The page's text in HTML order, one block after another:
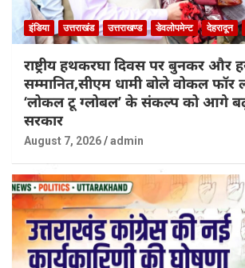
इंडिया उत्तराखंड उत्तराखण्ड डेवलोपमेन्ट देहरादून
राष्ट्रीय हथकरघा दिवस पर बुनकर और
सम्मानित,सीएम धामी बोले वोकल
‘लोकल टू ग्लोबल’ के संकल्प को आगे
सरकार
August 7, 2026 admin